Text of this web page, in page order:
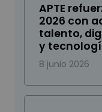
APTE
2026 con
talento,
y
8 junio 2026